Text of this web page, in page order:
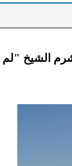
شرم الشيخ "لم